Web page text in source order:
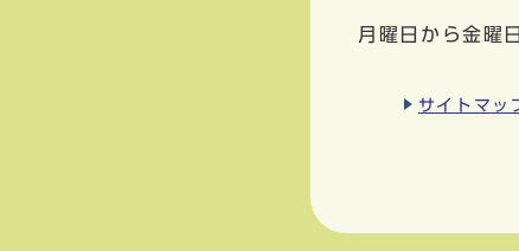
月曜日から金曜
サイトマッ